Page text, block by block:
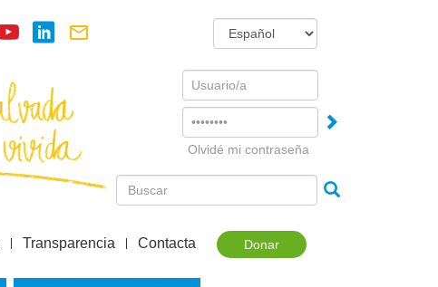
Username
Olvidé mi contraseña
Donar
Transparencia Contacta